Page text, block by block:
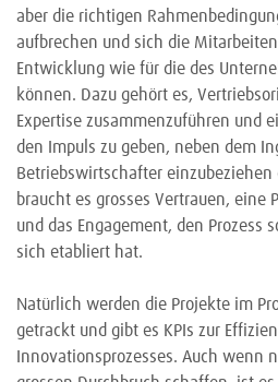
aber die richtigen
aufbrechen und sich die
Entwicklung wie für die des
können. Dazu gehört es,
Expertise zusammenzuführen und
den Impuls zu geben, neben dem
Betriebswirtschafter einzubeziehen
braucht es grosses Vertrauen, eine
und das Engagement, den Prozess
sich etabliert hat.
Natürlich werden die Projekte im
getrackt und gibt es KPIs zur
Innovationsprozesses. Auch wenn